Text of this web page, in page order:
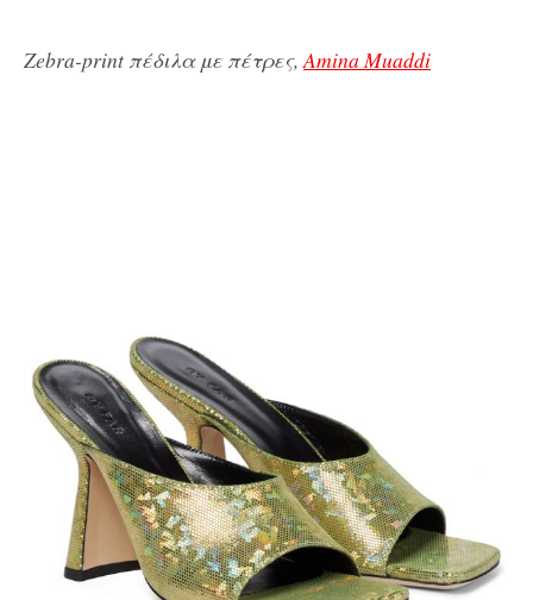
Zebra-print πέδιλα με πέτρες,Amina Muaddi